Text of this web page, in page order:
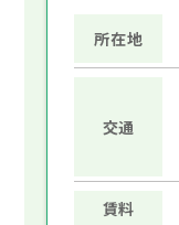
所在地
交通
賃料